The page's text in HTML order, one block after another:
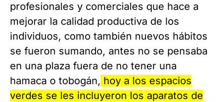
profesionales y comerciales que hace a
mejorar la calidad productiva de los
individuos, como también nuevos hábitos
se fueron sumando, antes no se pensaba
en una plaza fuera de no tener una
hamaca o tobogán, hoy a los espacios
verdes se les incluyeron los aparatos de